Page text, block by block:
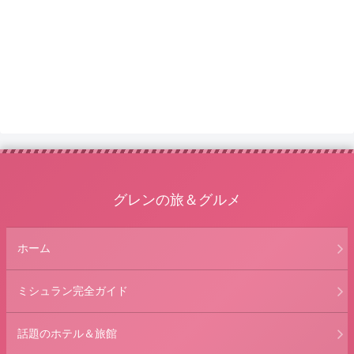
グレンの旅＆グルメ
ホーム
ミシュラン完全ガイド
話題のホテル＆旅館